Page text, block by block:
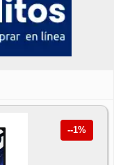
--1%